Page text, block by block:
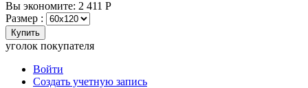
Вы экономите: 2 411 Р
Размер :
Купить
уголок покупателя
Войти
Создать учетную запись